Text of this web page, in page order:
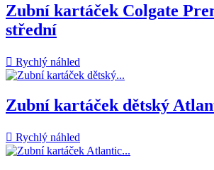
Zubní kartáček Colgate
střední
 Rychlý náhled
Zubní kartáček dětský
 Rychlý náhled